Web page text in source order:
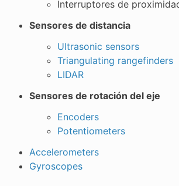
Interruptores de
Sensores de distancia
Ultrasonic sensors
Triangulating rangefinders
LIDAR
Sensores de rotación del eje
Encoders
Potentiometers
Accelerometers
Gyroscopes